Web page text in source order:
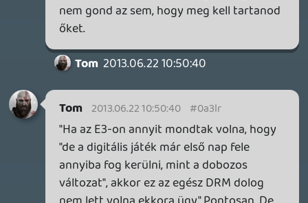
☠️ cgi
Igen, meg fog valósulni, ha lesz majd hozzá
a szélesebb rétegek számára is
infrastruktúra. Amíg ez nincs, addig marad
az ellenállás.
dreampage 2013.06.21 19:43:35
casper007 2013.06.22 08:45:56 #0a3ll
Ahogy mondtátok, az MS eredeti ötletével
két nagy gond volt: a vásárlóellenes